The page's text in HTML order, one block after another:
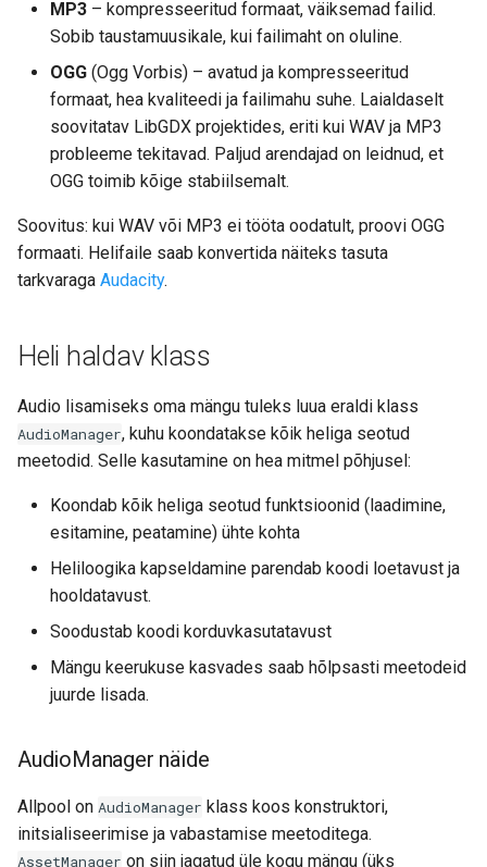
MP3 – kompresseeritud formaat, väiksemad failid.
Sobib taustamuusikale, kui failimaht on oluline.
OGG (Ogg Vorbis) – avatud ja kompresseeritud
formaat, hea kvaliteedi ja failimahu suhe. Laialdaselt
soovitatav LibGDX projektides, eriti kui WAV ja MP3
probleeme tekitavad. Paljud arendajad on leidnud, et
OGG toimib kõige stabiilsemalt.
Soovitus: kui WAV või MP3 ei tööta oodatult, proovi OGG
formaati. Helifaile saab konvertida näiteks tasuta
tarkvaraga Audacity.
Heli haldav klass
Audio lisamiseks oma mängu tuleks luua eraldi klass
AudioManager, kuhu koondatakse kõik heliga seotud
meetodid. Selle kasutamine on hea mitmel põhjusel:
Koondab kõik heliga seotud funktsioonid (laadimine,
esitamine, peatamine) ühte kohta
Heliloogika kapseldamine parendab koodi loetavust ja
hooldatavust.
Soodustab koodi korduvkasutatavust
Mängu keerukuse kasvades saab hõlpsasti meetodeid
juurde lisada.
AudioManager näide
Allpool on AudioManager klass koos konstruktori,
initsialiseerimise ja vabastamise meetoditega.
AssetManager on siin jagatud üle kogu mängu (üks